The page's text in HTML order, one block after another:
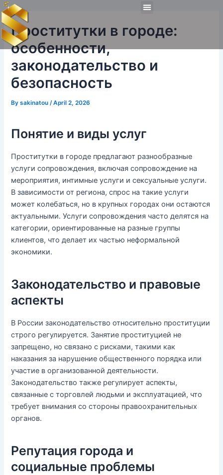
Skip
to
content
Menu
Проститутки в городе:
особенности,
законодательство и
безопасность
Bysakinatou /April 2, 2026
Понятие и виды услуг
Проститутки в городе предлагают разнообразные
услуги сопровождения, включая сопровождение на
мероприятия, интимные услуги и сексуальные услуги.
В зависимости от региона, спрос на такие услуги
может колебаться, но в крупных городах они остаются
актуальными. Услуги сопровождения часто делятся на
категории, ориентированные на разные группы
клиентов, что делает их частью неформальной
экономики.
Законодательство и правовые
аспекты
В России законодательство относительно проституции
строго регулируется. Занятие проституцией не
запрещено, но связано с рисками, такими как
наказания за нарушение общественного порядка или
участие в организованной деятельности.
Законодательство также регулирует аспекты,
связанные с торговлей людьми и эксплуатацией, что
требует внимания со стороны правоохранительных
органов.
Репутация города и
социальные проблемы
Post
navigation